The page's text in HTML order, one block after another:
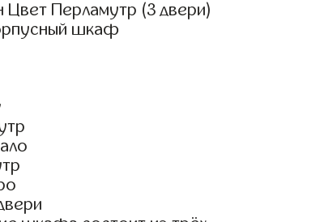
Перламутр (3 двери)
шкаф